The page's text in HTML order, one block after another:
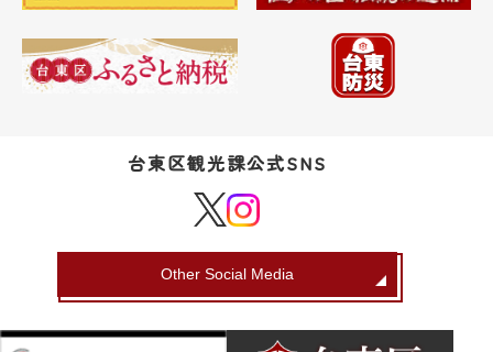
台東区観光課公式SNS
Other Social Media